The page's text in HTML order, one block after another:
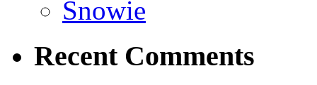
Snowie
Recent Comments